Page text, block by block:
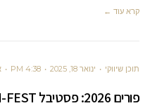
קרא עוד ←
תוכן שיווקי ינואר 18, 2025 4:38 PM
פורים 2026: פסטיבל M-FEST חוזר לחוות רונית